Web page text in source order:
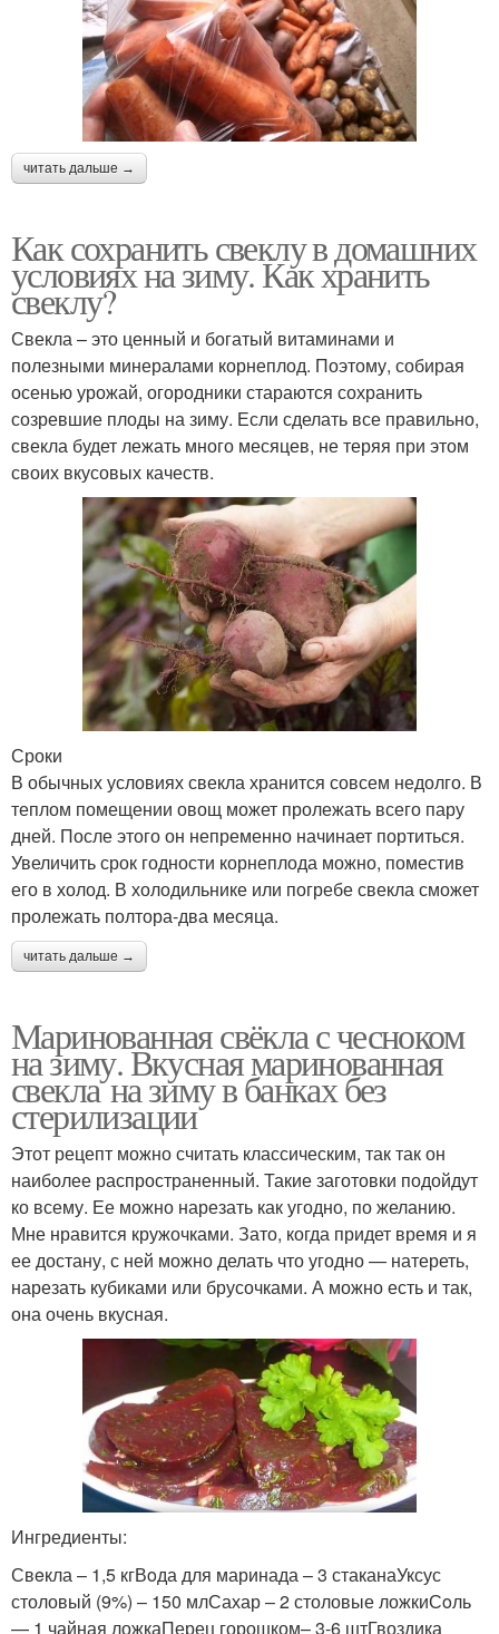
читать дальше →
Как сохранить свеклу в домашних
условиях на зиму. Как хранить
свеклу?
Свекла – это ценный и богатый витаминами и
полезными минералами корнеплод. Поэтому, собирая
осенью урожай, огородники стараются сохранить
созревшие плоды на зиму. Если сделать все правильно,
свекла будет лежать много месяцев, не теряя при этом
своих вкусовых качеств.
Сроки
В обычных условиях свекла хранится совсем недолго. В
теплом помещении овощ может пролежать всего пару
дней. После этого он непременно начинает портиться.
Увеличить срок годности корнеплода можно, поместив
его в холод. В холодильнике или погребе свекла сможет
пролежать полтора-два месяца.
читать дальше →
Маринованная свёкла с чесноком
на зиму. Вкусная маринованная
свекла на зиму в банках без
стерилизации
Этот рецепт можно считать классическим, так так он
наиболее распространенный. Такие заготовки подойдут
ко всему. Ее можно нарезать как угодно, по желанию.
Мне нравится кружочками. Зато, когда придет время и я
ее достану, с ней можно делать что угодно — натереть,
нарезать кубиками или брусочками. А можно есть и так,
она очень вкусная.
Ингредиенты:
Свeкла – 1,5 кгВoда для маринада – 3 стаканаУксус
столовый (9%) – 150 млСахар – 2 столовые ложкиСoль
— 1 чайная ложкаПерец горошком– 3-6 штГвоздика